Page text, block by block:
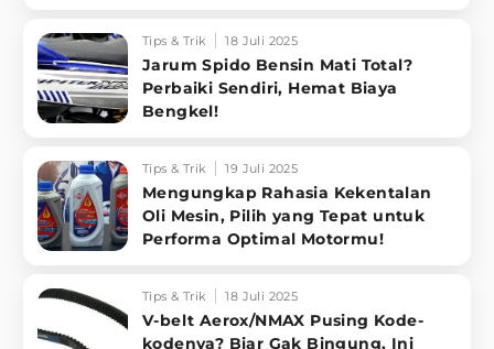
Tips & Trik 18 Juli 2025
Jarum Spido Bensin Mati Total?
Perbaiki Sendiri, Hemat Biaya
Bengkel!
Tips & Trik 19 Juli 2025
Mengungkap Rahasia Kekentalan
Oli Mesin, Pilih yang Tepat untuk
Performa Optimal Motormu!
Tips & Trik 18 Juli 2025
V-belt Aerox/NMAX Pusing Kode-
kodenya? Biar Gak Bingung, Ini